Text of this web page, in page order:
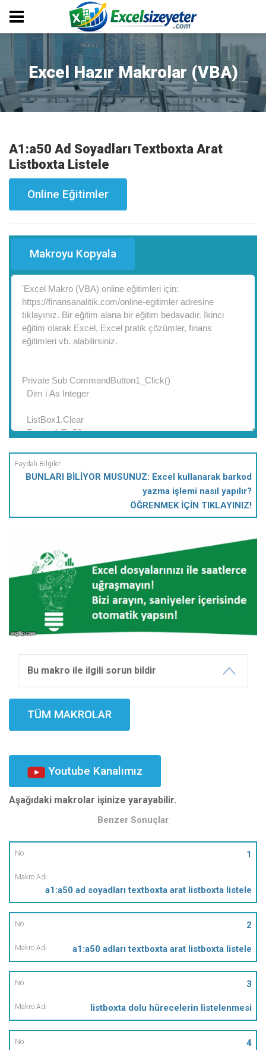
Excel Hazır Makrolar (VBA)
A1:a50 Ad Soyadları Textboxta Arat
Listboxta Listele
Online Eğitimler
Makroyu Kopyala
BUNLARI BİLİYOR MUSUNUZ: Excel kullanarak barkod
yazma işlemi nasıl yapılır?
ÖĞRENMEK İÇİN TIKLAYINIZ!
Bu makro ile ilgili sorun bildir
TÜM MAKROLAR
Youtube Kanalımız
Aşağıdaki makrolar işinize yarayabilir.
Benzer Sonuçlar
No
Makro
1
a1:a50 ad soyadları textboxta arat listboxta listele
2
a1:a50 adları textboxta arat listboxta listele
3
listboxta dolu hürecelerin listelenmesi
4